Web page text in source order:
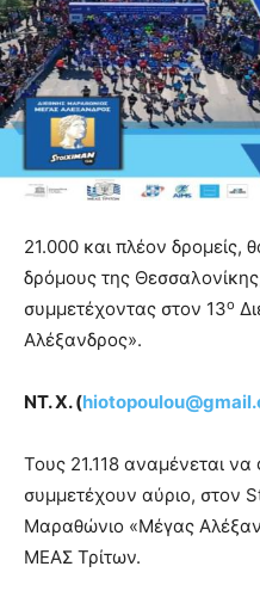
21.000 και πλέον δρομείς,
δρόμους της
συμμετέχοντας στον 13ο
Αλέξανδρος».
ΝΤ. Χ. (
Τους 21.118 αναμένεται
συμμετέχουν αύριο, στον
Μαραθώνιο «Μέγας
ΜΕΑΣ Τρίτων.